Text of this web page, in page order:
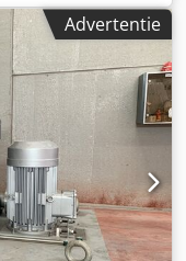
Dwedpfsrrwdmex
RIERA NADEU Alle
product zijn
starre
handmatige
van een
N2-inlaatfittingen
Transmissie: 4
Advertentie